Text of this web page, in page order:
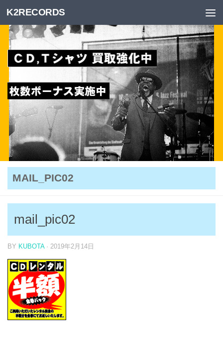
Skip to content
K2RECORDS
MAIL_PIC02
mail_pic02
BY KUBOTA · 2019年2月14日